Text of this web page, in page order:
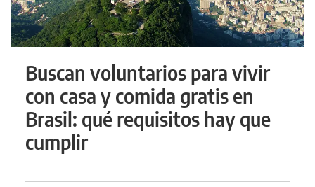
Buscan voluntarios para vivir
con casa y comida gratis en
Brasil: qué requisitos hay que
cumplir